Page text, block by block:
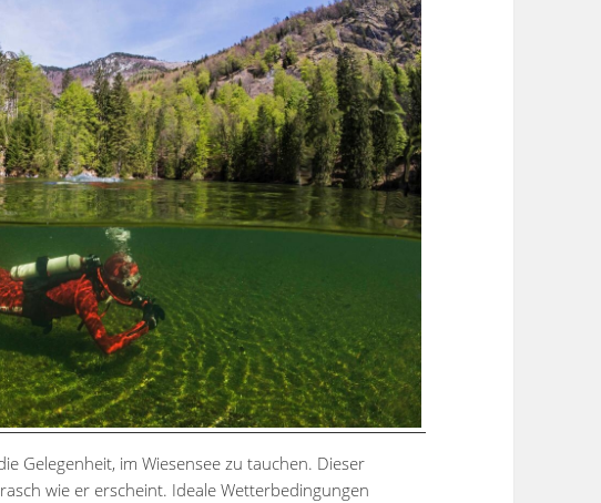
Gelegenheit, im Wiesensee zu tauchen. Dieser
wie er erscheint. Ideale Wetterbedingungen